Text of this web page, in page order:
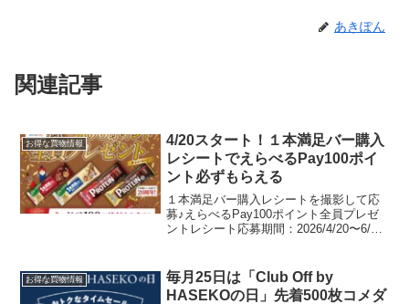
あきぽん
関連記事
お得な買物情報
4/20スタート！１本満足バー購入
レシートでえらべるPay100ポイ
ント必ずもらえる
１本満足バー購入レシートを撮影して応
募♪えらべるPay100ポイント全員プレゼ
ントレシート応募期間：2026/4/20〜6/2
プレゼント🎁＼4/20スタート！１本満
足...
お得な買物情報
毎月25日は「Club Off by
HASEKOの日」先着500枚コメダ